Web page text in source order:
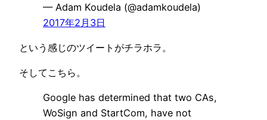
— Adam Koudela (@adamkoudela)
2017年2月3日
という感じのツイートがチラホラ。
そしてこちら。
Google has determined that two CAs,
WoSign and StartCom, have not